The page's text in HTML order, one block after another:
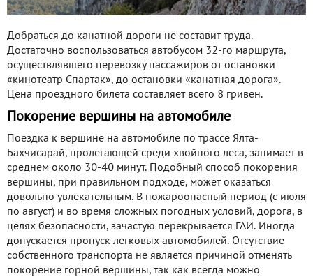
Добраться до канатной дороги не составит труда.
Достаточно воспользоваться автобусом 32-го маршрута,
осуществлявшего перевозку пассажиров от остановки
«кинотеатр Спартак», до остановки «канатная дорога».
Цена проездного билета составляет всего 8 гривен.
Покорение вершины на автомобиле
Поездка к вершине на автомобиле по трассе Ялта-
Бахчисарай, пролегающей среди хвойного леса, занимает в
среднем около 30-40 минут. Подобный способ покорения
вершины, при правильном подходе, может оказаться
довольно увлекательным. В пожароопасный период (с июля
по август) и во время сложных погодных условий, дорога, в
целях безопасности, зачастую перекрывается ГАИ. Иногда
допускается пропуск легковых автомобилей. Отсутствие
собственного транспорта не является причиной отменять
покорение горной вершины, так как всегда можно